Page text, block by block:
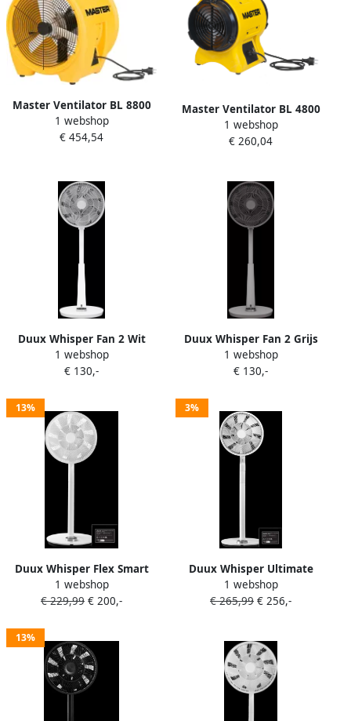
Master Ventilator BL 8800
BL8800
1 webshop
€ 454,54
Master Ventilator BL 4800
BL4800
1 webshop
€ 260,04
Duux Whisper Fan 2 Wit
1 webshop
€ 130,-
Duux Whisper Fan 2 Grijs
1 webshop
€ 130,-
13%
Duux Whisper Flex Smart
Wit met accu
1 webshop
€ 229,99 € 200,-
3%
Duux Whisper Ultimate
Smart Wit met accu
1 webshop
€ 265,99 € 256,-
13%